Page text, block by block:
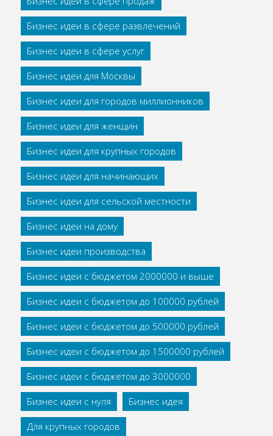
Бизнес идеи в сфере развлечений
Бизнес идеи в сфере услуг
Бизнес идеи для Москвы
Бизнес идеи для городов миллионников
Бизнес идеи для женщин
Бизнес идеи для крупных городов
Бизнес идеи для начинающих
Бизнес идеи для сельской местности
Бизнес идеи на дому
Бизнес идеи производства
Бизнес идеи с бюджетом 2000000 и выше
Бизнес идеи с бюджетом до 100000 рублей
Бизнес идеи с бюджетом до 500000 рублей
Бизнес идеи с бюджетом до 1500000 рублей
Бизнес идеи с бюджетом до 3000000
Бизнес идеи с нуля
Бизнес идея
Для крупных городов